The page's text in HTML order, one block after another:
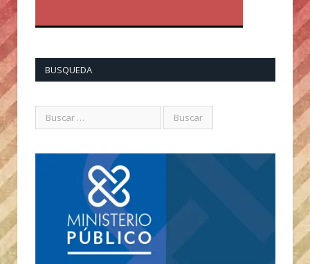
BUSQUEDA